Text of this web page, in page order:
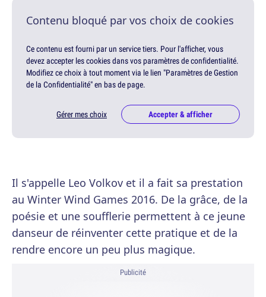
Contenu bloqué par vos choix de cookies
Ce contenu est fourni par un service tiers. Pour l'afficher, vous
devez accepter les cookies dans vos paramètres de confidentialité.
Modifiez ce choix à tout moment via le lien "Paramètres de Gestion
de la Confidentialité" en bas de page.
Gérer mes choix Accepter & afficher
Il s'appelle Leo Volkov et il a fait sa prestation
au Winter Wind Games 2016. De la grâce, de la
poésie et une soufflerie permettent à ce jeune
danseur de réinventer cette pratique et de la
rendre encore un peu plus magique.
Publicité